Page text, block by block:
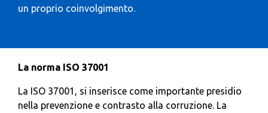
un proprio coinvolgimento.
La norma ISO 37001
La ISO 37001, si inserisce come importante presidio
nella prevenzione e contrasto alla corruzione. La